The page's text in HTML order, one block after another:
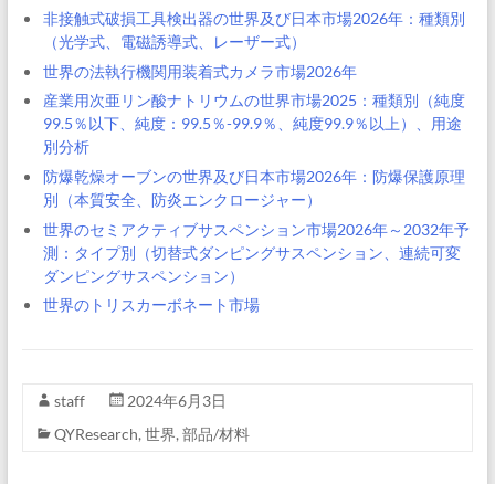
非接触式破損工具検出器の世界及び日本市場2026年：種類別
（光学式、電磁誘導式、レーザー式）
世界の法執行機関用装着式カメラ市場2026年
産業用次亜リン酸ナトリウムの世界市場2025：種類別（純度
99.5％以下、純度：99.5％-99.9％、純度99.9％以上）、用途
別分析
防爆乾燥オーブンの世界及び日本市場2026年：防爆保護原理
別（本質安全、防炎エンクロージャー）
世界のセミアクティブサスペンション市場2026年～2032年予
測：タイプ別（切替式ダンピングサスペンション、連続可変
ダンピングサスペンション）
世界のトリスカーボネート市場
staff
2024年6月3日
QYResearch, 世界, 部品/材料